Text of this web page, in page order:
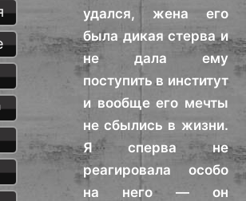
удался, жена его
была дикая стерва и
не дала ему
поступить в институт
и вообще его мечты
не сбылись в жизни.
Я сперва не
реагировала особо
на него — он